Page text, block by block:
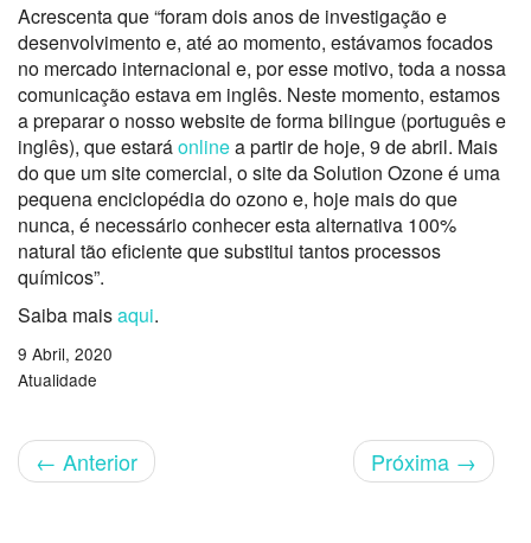
Acrescenta que “foram dois anos de investigação e
desenvolvimento e, até ao momento, estávamos focados
no mercado internacional e, por esse motivo, toda a nossa
comunicação estava em inglês. Neste momento, estamos
a preparar o nosso website de forma bilingue (português e
inglês), que estaráonlinea partir de hoje, 9 de abril. Mais
do que um site comercial, o site da Solution Ozone é uma
pequena enciclopédia do ozono e, hoje mais do que
nunca, é necessário conhecer esta alternativa 100%
natural tão eficiente que substitui tantos processos
químicos”.
Saiba maisaqui.
9 Abril, 2020
Atualidade
← Anterior Próxima →